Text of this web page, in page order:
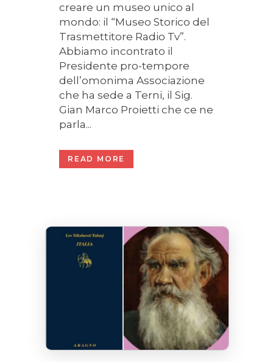
creare un museo unico al
mondo: il “Museo Storico del
Trasmettitore Radio Tv”.
Abbiamo incontrato il
Presidente pro-tempore
dell’omonima Associazione
che ha sede a Terni, il Sig.
Gian Marco Proietti che ce ne
parla...
READ MORE